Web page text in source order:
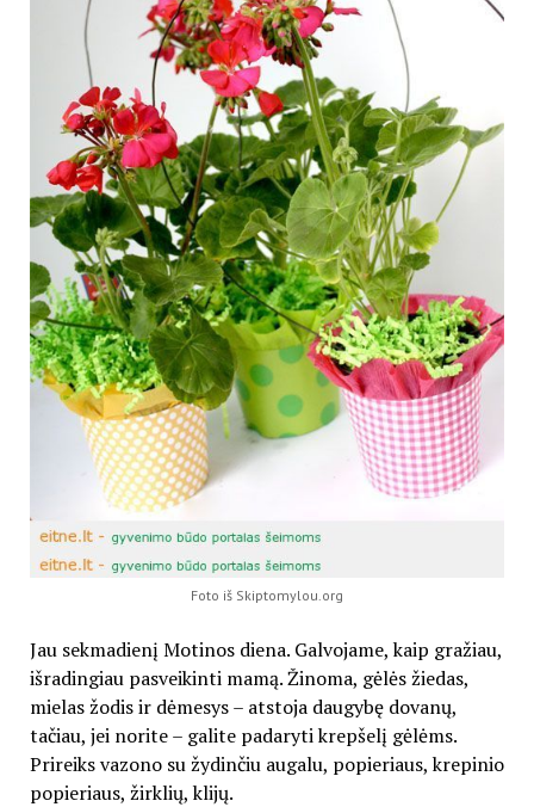
Foto iš Skiptomylou.org
Jau sekmadienį Motinos diena. Galvojame, kaip gražiau,
išradingiau pasveikinti mamą. Žinoma, gėlės žiedas,
mielas žodis ir dėmesys – atstoja daugybę dovanų,
tačiau, jei norite – galite padaryti krepšelį gėlėms.
Prireiks vazono su žydinčiu augalu, popieriaus, krepinio
popieriaus, žirklių, klijų.